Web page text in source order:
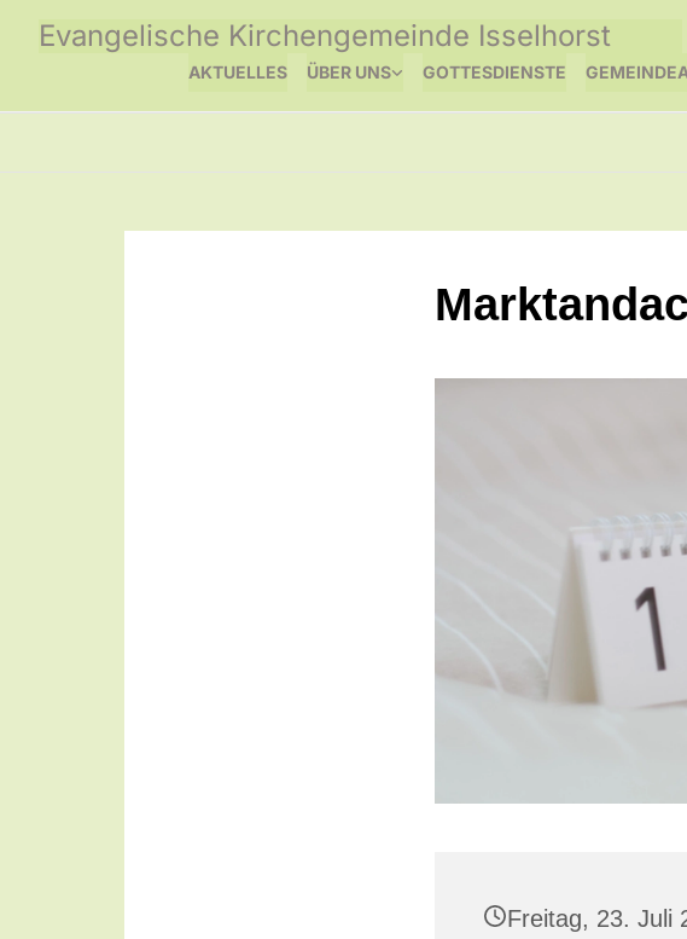
Evangelische Kirchengemeinde Isselhorst
AKTUELLES ÜBER UNS GOTTESDIENSTE
Freitag, 23. Juli